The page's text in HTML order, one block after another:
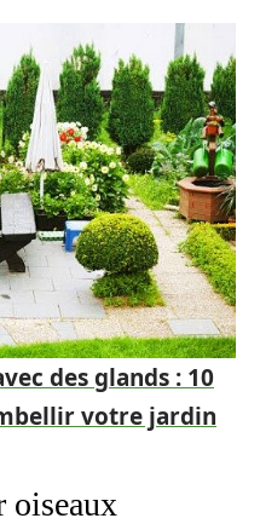
des glands : 10
votre jardin
oiseaux